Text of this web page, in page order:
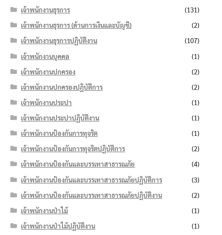
เจ้าพนักงานธุรการ
(131)
เจ้าพนักงานธุรการ (ด้านการเงินและบัญชี)
(2)
เจ้าพนักงานธุรการปฏิบัติงาน
(107)
เจ้าพนักงานบุคคล
(1)
เจ้าพนักงานปกครอง
(2)
เจ้าพนักงานปกครองปฏิบัติการ
(2)
เจ้าพนักงานประปา
(1)
เจ้าพนักงานประปาปฏิบัติงาน
(1)
เจ้าพนักงานป้องกันการทุจริต
(1)
เจ้าพนักงานป้องกันการทุจริตปฏิบัติการ
(2)
เจ้าพนักงานป้องกันและบรรเทาสาธารณภัย
(4)
เจ้าพนักงานป้องกันและบรรเทาสาธารณภัยปฏิบัติการ
(3)
เจ้าพนักงานป้องกันและบรรเทาสาธารณภัยปฏิบัติงาน
(2)
เจ้าพนักงานป่าไม้
(1)
เจ้าพนักงานป่าไม้ปฏิบัติงาน
(1)